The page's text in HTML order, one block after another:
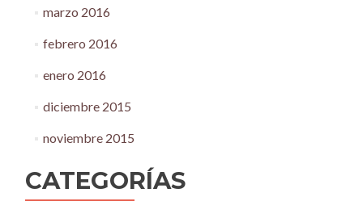
marzo 2016
febrero 2016
enero 2016
diciembre 2015
noviembre 2015
CATEGORÍAS